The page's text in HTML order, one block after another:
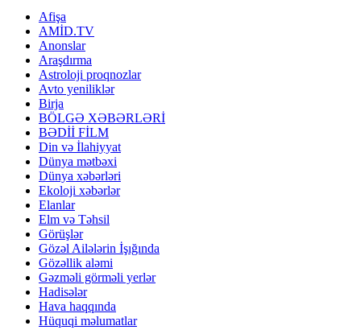
Afişa
AMİD.TV
Anonslar
Araşdırma
Astroloji proqnozlar
Avto yeniliklər
Birja
BÖLGƏ XƏBƏRLƏRİ
BƏDİİ FİLM
Din və İlahiyyat
Dünya mətbəxi
Dünya xəbərləri
Ekoloji xəbərlər
Elanlar
Elm və Təhsil
Görüşlər
Gözəl Ailələrin İşığında
Gözəllik aləmi
Gəzməli görməli yerlər
Hadisələr
Hava haqqında
Hüquqi məlumatlar